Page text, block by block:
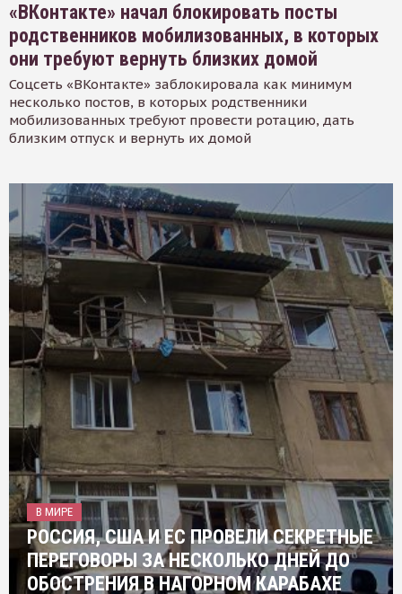
«ВКонтакте» начал блокировать посты
родственников мобилизованных, в которых
они требуют вернуть близких домой
Соцсеть «ВКонтакте» заблокировала как минимум
несколько постов, в которых родственники
мобилизованных требуют провести ротацию, дать
близким отпуск и вернуть их домой
В МИРЕ
РОССИЯ, США И ЕС ПРОВЕЛИ СЕКРЕТНЫЕ
ПЕРЕГОВОРЫ ЗА НЕСКОЛЬКО ДНЕЙ ДО
ОБОСТРЕНИЯ В НАГОРНОМ КАРАБАХЕ